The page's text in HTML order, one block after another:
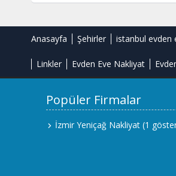
Anasayfa Şehirler istanbul evden
Linkler Evden Eve Nakliyat
Popüler Firmalar
İzmir Yeniçağ Nakliyat (1